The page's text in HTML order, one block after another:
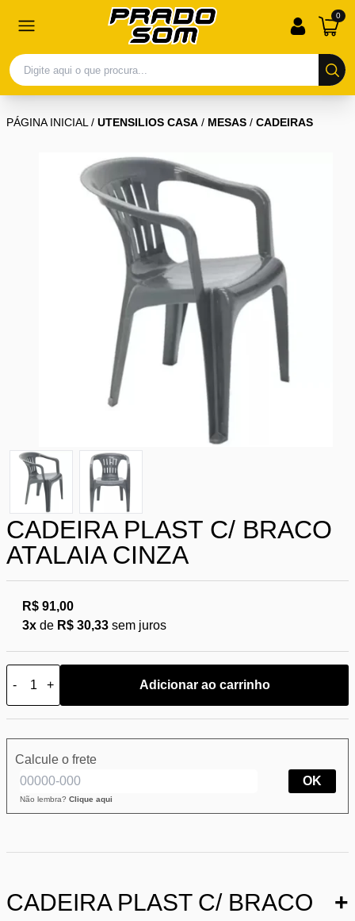
0
PÁGINA INICIAL/ UTENSILIOS CASA / MESAS / CADEIRAS
CADEIRA PLAST C/ BRACO
ATALAIA CINZA
R$ 91,00
3x de R$ 30,33 sem juros
- + Adicionar ao carrinho
Calcule o frete
Não lembra? Clique aqui
OK
CADEIRA PLAST C/ BRACO
+